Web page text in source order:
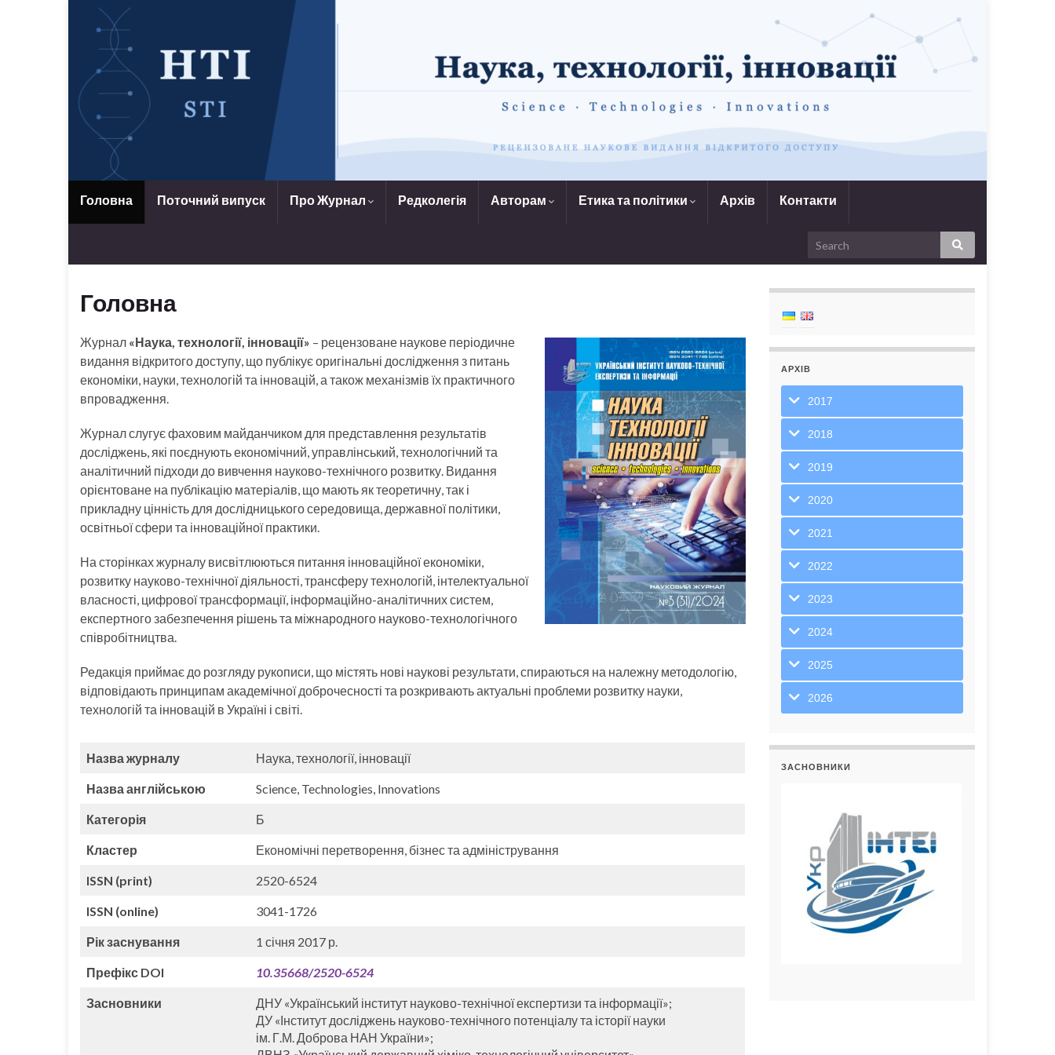
Головна Поточний випуск Про Журнал Редколегія Авторам Етика та політики Архів Контакти
Головна
Журнал «Наука, технології, інновації» – рецензоване наукове періодичне
видання відкритого доступу, що публікує оригінальні дослідження з питань
економіки, науки, технологій та інновацій, а також механізмів їх практичного
впровадження.
Журнал слугує фаховим майданчиком для представлення результатів
досліджень, які поєднують економічний, управлінський, технологічний та
аналітичний підходи до вивчення науково-технічного розвитку. Видання
орієнтоване на публікацію матеріалів, що мають як теоретичну, так і
прикладну цінність для дослідницького середовища, державної політики,
освітньої сфери та інноваційної практики.
На сторінках журналу висвітлюються питання інноваційної економіки,
розвитку науково-технічної діяльності, трансферу технологій, інтелектуальної
власності, цифрової трансформації, інформаційно-аналітичних систем,
експертного забезпечення рішень та міжнародного науково-технологічного
співробітництва.
Редакція приймає до розгляду рукописи, що містять нові наукові результати, спираються на належну методологію,
відповідають принципам академічної доброчесності та розкривають актуальні проблеми розвитку науки,
технологій та інновацій в Україні і світі.
Назва журналу Наука, технології, інновації
Назва англійською Science, Technologies, Innovations
Категорія Б
Кластер Економічні перетворення, бізнес та адміністрування
ISSN (print) 2520-6524
ISSN (online) 3041-1726
Рік заснування 1 січня 2017 р.
Префікс DOI 10.35668/2520-6524
Засновники
ДНУ «Український інститут науково-технічної експертизи та інформації»;
ДУ «Інститут досліджень науково-технічного потенціалу та історії науки
ім. Г.М. Доброва НАН України»;
АРХІВ
2017
2018
2019
2020
2021
2022
2023
2024
2025
2026
ЗАСНОВНИКИ